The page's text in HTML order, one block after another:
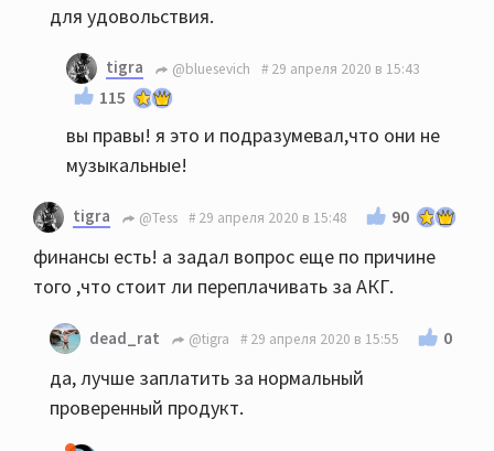
для удовольствия.
tigra @bluesevich 29 апреля 2020 в 15:43
115
вы правы! я это и подразумевал,что они не
музыкальные!
tigra @Tess 29 апреля 2020 в 15:48 90
финансы есть! а задал вопрос еще по причине
того ,что стоит ли переплачивать за АКГ.
dead_rat @tigra 29 апреля 2020 в 15:55 0
да, лучше заплатить за нормальный
проверенный продукт.